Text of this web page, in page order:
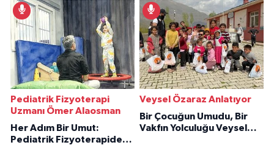
Pediatrik Fizyoterapi
Uzmanı Ömer Alaosman
Her Adım Bir Umut:
Pediatrik Fizyoterapiden
Veysel Özaraz Anlatıyor
Bir Çocuğun Umudu, Bir
Vakfın Yolculuğu Veysel